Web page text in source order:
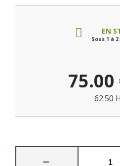
EN
Sous 1 à
75.00
62.50